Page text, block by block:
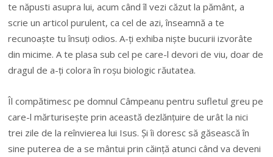
te năpusti asupra lui, acum când îl vezi căzut la pământ, a
scrie un articol purulent, ca cel de azi, înseamnă a te
recunoaște tu însuți odios. A-ți exhiba niște bucurii izvorâte
din micime. A te plasa sub cel pe care-l devori de viu, doar de
dragul de a-ți colora în roșu biologic răutatea.
Îl compătimesc pe domnul Câmpeanu pentru sufletul greu pe
care-l mărturisește prin această dezlănțuire de urât la nici
trei zile de la reînvierea lui Isus. Și îi doresc să găsească în
sine puterea de a se mântui prin căință atunci când va deveni